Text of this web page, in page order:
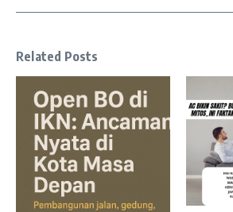
Related Posts